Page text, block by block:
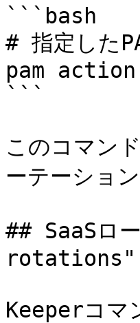
```bash
# 指定した
pam action
```
このコマン
ーテーショ
## SaaSロ
rotations"
Keeperコマ